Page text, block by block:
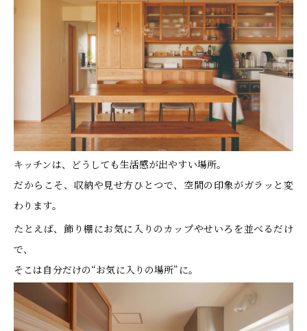
キッチンは、どうしても生活感が出やすい場所。
だからこそ、収納や見せ方ひとつで、空間の印象がガラッと変
わります。
たとえば、飾り棚にお気に入りのカップやせいろを並べるだけ
で、
そこは自分だけの“お気に入りの場所”に。